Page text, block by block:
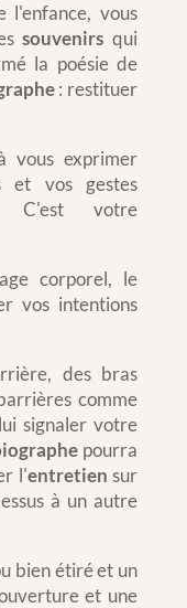
l'enfance, vous
souvenirs qui
la poésie de
: restituer
vous exprimer
et vos gestes
C'est votre
corporel, le
vos intentions
des bras
comme
signaler votre
pourra
l'entretien sur
à un autre
bien étiré et un
et une